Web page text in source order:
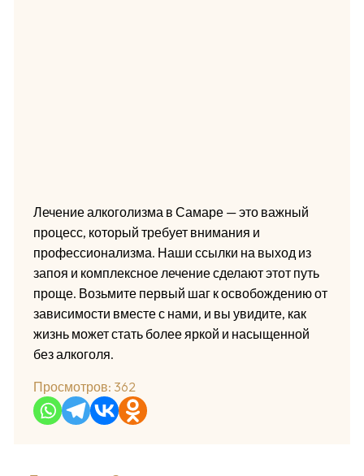
Лечение алкоголизма в Самаре — это важный
процесс, который требует внимания и
профессионализма. Наши ссылки на выход из
запоя и комплексное лечение сделают этот путь
проще. Возьмите первый шаг к освобождению от
зависимости вместе с нами, и вы увидите, как
жизнь может стать более яркой и насыщенной
без алкоголя.
Просмотров: 362